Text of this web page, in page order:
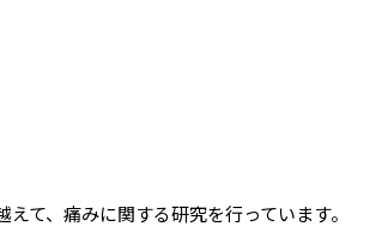
て、痛みに関する研究を行っています。